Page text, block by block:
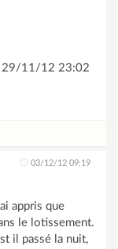
29/11/12 23:02
03/12/12 09:19
appris que
le lotissement.
il passé la nuit,